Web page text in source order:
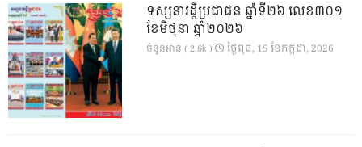
ទស្សនាវដ្ដីប្រជាជន ឆ្នាំទី២៦ លេខ៣០១
ខែមិថុនា ឆ្នាំ២០២៦
ចំនួនអាន ( 2.6k ) ថ្ងៃ​ពុធ, 15 ខែ​កក្កដា, 2026